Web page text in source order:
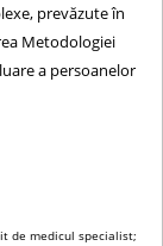
prevăzute în
Metodologiei
a persoanelor
de medicul specialist;